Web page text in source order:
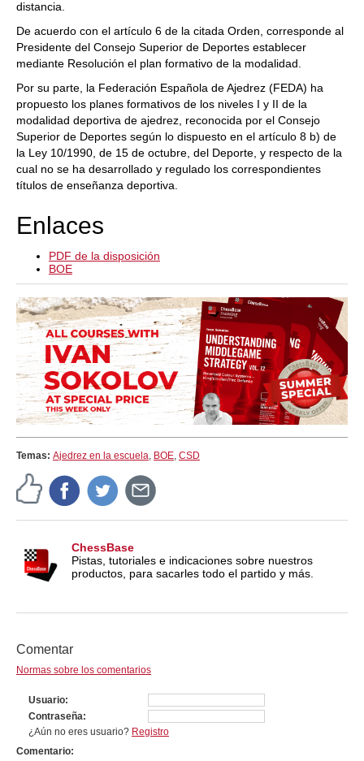
distancia.
De acuerdo con el artículo 6 de la citada Orden, corresponde al
Presidente del Consejo Superior de Deportes establecer
mediante Resolución el plan formativo de la modalidad.
Por su parte, la Federación Española de Ajedrez (FEDA) ha
propuesto los planes formativos de los niveles I y II de la
modalidad deportiva de ajedrez, reconocida por el Consejo
Superior de Deportes según lo dispuesto en el artículo 8 b) de
la Ley 10/1990, de 15 de octubre, del Deporte, y respecto de la
cual no se ha desarrollado y regulado los correspondientes
títulos de enseñanza deportiva.
Enlaces
PDF de la disposición
BOE
Temas: Ajedrez en la escuela, BOE, CSD
ChessBase
Pistas, tutoriales e indicaciones sobre nuestros
productos, para sacarles todo el partido y más.
Comentar
Normas sobre los comentarios
Usuario
Contraseña
¿Aún no eres usuario? Registro
Comentario